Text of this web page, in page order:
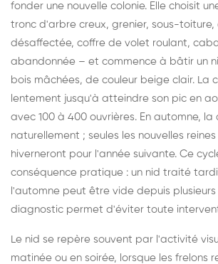
fonder une nouvelle colonie. Elle choisit
tronc d'arbre creux, grenier, sous-toiture,
désaffectée, coffre de volet roulant,
abandonnée – et commence à bâtir un
bois mâchées, de couleur beige clair. La
lentement jusqu'à atteindre son pic en
avec 100 à 400 ouvrières. En automne, la
naturellement ; seules les nouvelles
hiverneront pour l'année suivante. Ce
conséquence pratique : un nid traité
l'automne peut être vide depuis
diagnostic permet d'éviter toute
Le nid se repère souvent par l'activité
matinée ou en soirée, lorsque les frelons